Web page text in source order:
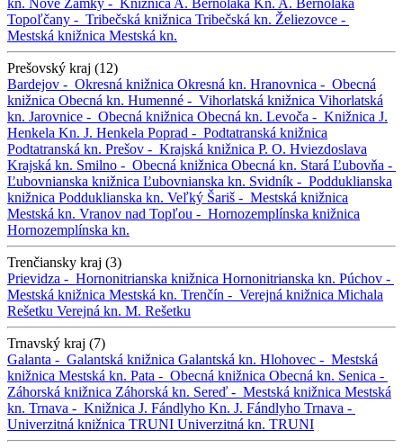
kn. Nové Zámky - Knižnica A. Bernoláka Kn. A. Bernoláka
Topoľčany - Tribečská knižnica Tribečská kn. Želiezovce -
Mestská knižnica Mestská kn.
Prešovský kraj (12)
Bardejov - Okresná knižnica Okresná kn. Hranovnica - Obecná
knižnica Obecná kn. Humenné - Vihorlatská knižnica Vihorlatská
kn. Jarovnice - Obecná knižnica Obecná kn. Levoča - Knižnica J.
Henkela Kn. J. Henkela Poprad - Podtatranská knižnica
Podtatranská kn. Prešov - Krajská knižnica P. O. Hviezdoslava
Krajská kn. Smilno - Obecná knižnica Obecná kn. Stará Ľubovňa -
Ľubovnianska knižnica Ľubovnianska kn. Svidník - Podduklianska
knižnica Podduklianska kn. Veľký Šariš - Mestská knižnica
Mestská kn. Vranov nad Topľou - Hornozemplínska knižnica
Hornozemplínska kn.
Trenčiansky kraj (3)
Prievidza - Hornonitrianska knižnica Hornonitrianska kn. Púchov -
Mestská knižnica Mestská kn. Trenčín - Verejná knižnica Michala
Rešetku Verejná kn. M. Rešetku
Trnavský kraj (7)
Galanta - Galantská knižnica Galantská kn. Hlohovec - Mestská
knižnica Mestská kn. Pata - Obecná knižnica Obecná kn. Senica -
Záhorská knižnica Záhorská kn. Sereď - Mestská knižnica Mestská
kn. Trnava - Knižnica J. Fándlyho Kn. J. Fándlyho Trnava -
Univerzitná knižnica TRUNI Univerzitná kn. TRUNI